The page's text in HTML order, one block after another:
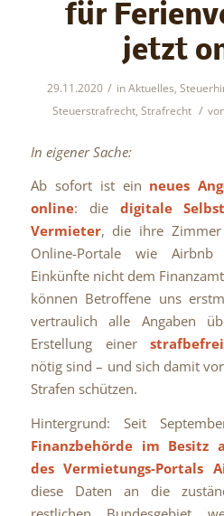
für
jetzt
29.11.2020 / inAktuelles,
Steuerstrafrecht, Strafrecht /
In eigener Sache:
Ab sofort ist ein neues
online: die digitale
Vermieter, die ihre
Online-Portale wie
Einkünfte nicht dem
können Betroffene uns
vertraulich alle Angaben
Erstellung einer
nötig sind – und sich damit
Strafen schützen.
Hintergrund: Seit
Finanzbehörde im Besitz
des Vermietungs-Portals
diese Daten an die